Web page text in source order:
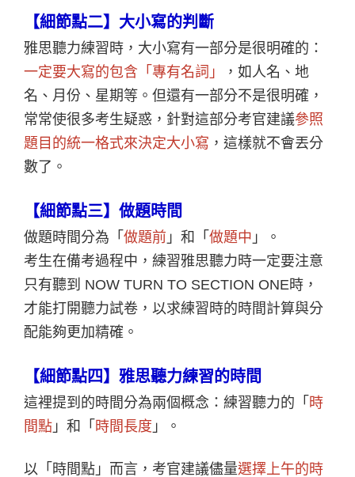
【細節點二】大小寫的判斷
雅思聽力練習時，大小寫有一部分是很明確的：
一定要大寫的包含「專有名詞」
，如人名、地
名、月份、星期等。但還有一部分不是很明確，
常常使很多考生疑惑，針對這部分考官建議參照
題目的統一格式來決定大小寫 ，這樣就不會丟分
數了。
【細節點三】做題時間
做題時間分為「 做題前 」和「 做題中 」。
考生在備考過程中，練習雅思聽力時一定要注意
只有聽到 NOW TURN TO SECTION ONE時，
才能打開聽力試卷，以求練習時的時間計算與分
配能夠更加精確。
【細節點四】雅思聽力練習的時間
這裡提到的時間分為兩個概念：練習聽力的「 時
間點 」和「 時間長度 」。
以「時間點」而言，考官建議儘量選擇上午的時